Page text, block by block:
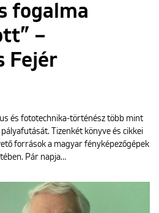
fogalma
–
Fejér
és fototechnika-történész több mint
Tizenkét könyve és cikkei
források a magyar fényképezőgépek
Pár napja…